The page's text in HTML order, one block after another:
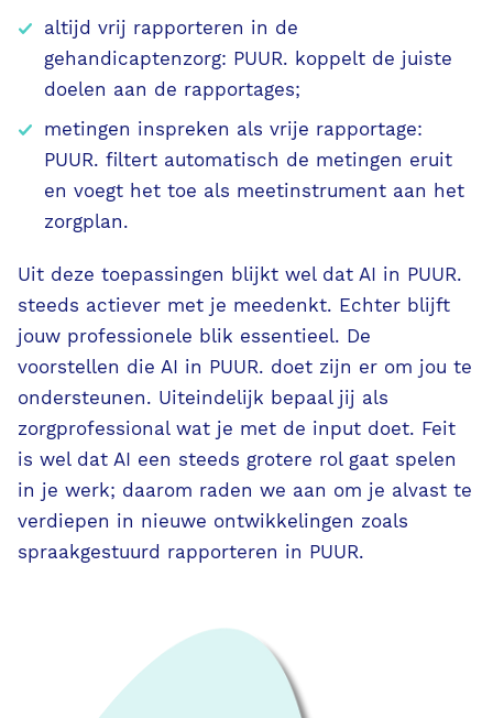
altijd vrij rapporteren in de
gehandicaptenzorg: PUUR. koppelt de juiste
doelen aan de rapportages;
metingen inspreken als vrije rapportage:
PUUR. filtert automatisch de metingen eruit
en voegt het toe als meetinstrument aan het
zorgplan.
Uit deze toepassingen blijkt wel dat AI in PUUR.
steeds actiever met je meedenkt. Echter blijft
jouw professionele blik essentieel. De
voorstellen die AI in PUUR. doet zijn er om jou te
ondersteunen. Uiteindelijk bepaal jij als
zorgprofessional wat je met de input doet. Feit
is wel dat AI een steeds grotere rol gaat spelen
in je werk; daarom raden we aan om je alvast te
verdiepen in nieuwe ontwikkelingen zoals
spraakgestuurd rapporteren in PUUR.